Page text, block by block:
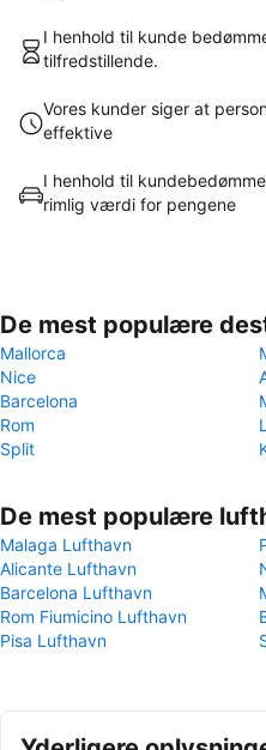
I henhold til kunde
tilfredstillende.
Vores kunder siger at
effektive
I henhold til
rimlig værdi for pengene
De mest populære
Mallorca
Nice
Barcelona
Rom
Split
De mest populære
Malaga Lufthavn
Alicante Lufthavn
Barcelona Lufthavn
Rom Fiumicino Lufthavn
Pisa Lufthavn